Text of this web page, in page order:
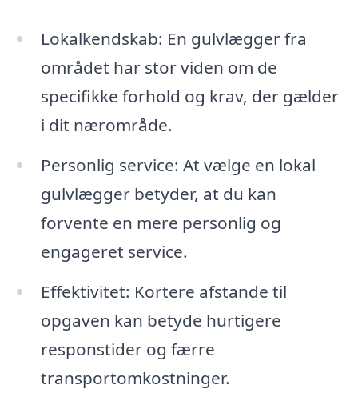
Lokalkendskab: En gulvlægger fra
området har stor viden om de
specifikke forhold og krav, der gælder
i dit nærområde.
Personlig service: At vælge en lokal
gulvlægger betyder, at du kan
forvente en mere personlig og
engageret service.
Effektivitet: Kortere afstande til
opgaven kan betyde hurtigere
responstider og færre
transportomkostninger.